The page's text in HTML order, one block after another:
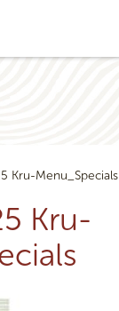
Kru-Menu_Specials
Kru-